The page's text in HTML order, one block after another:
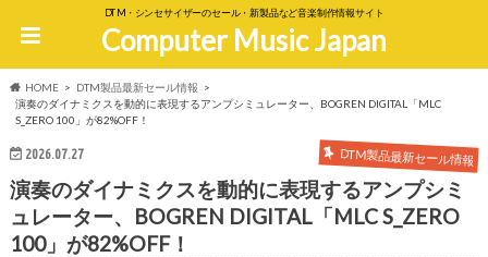
DTM・シンセサイザーのセール・新製品など音楽制作情報サイト
Computer Music Japan
HOME
DTM製品最新セール情報
演奏のダイナミクスを動的に表現するアンプシミュレーター、BOGREN DIGITAL「MLC
S_ZERO 100」が82%OFF！
2026.07.27 DTM製品最新セール情報
演奏のダイナミクスを動的に表現するアンプシミ
ュレーター、BOGREN DIGITAL「MLC S_ZERO
100」が82%OFF！